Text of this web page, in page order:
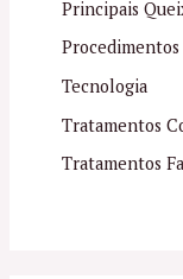
Principais
Procedimentos
Tecnologia
Tratamentos
Tratamentos